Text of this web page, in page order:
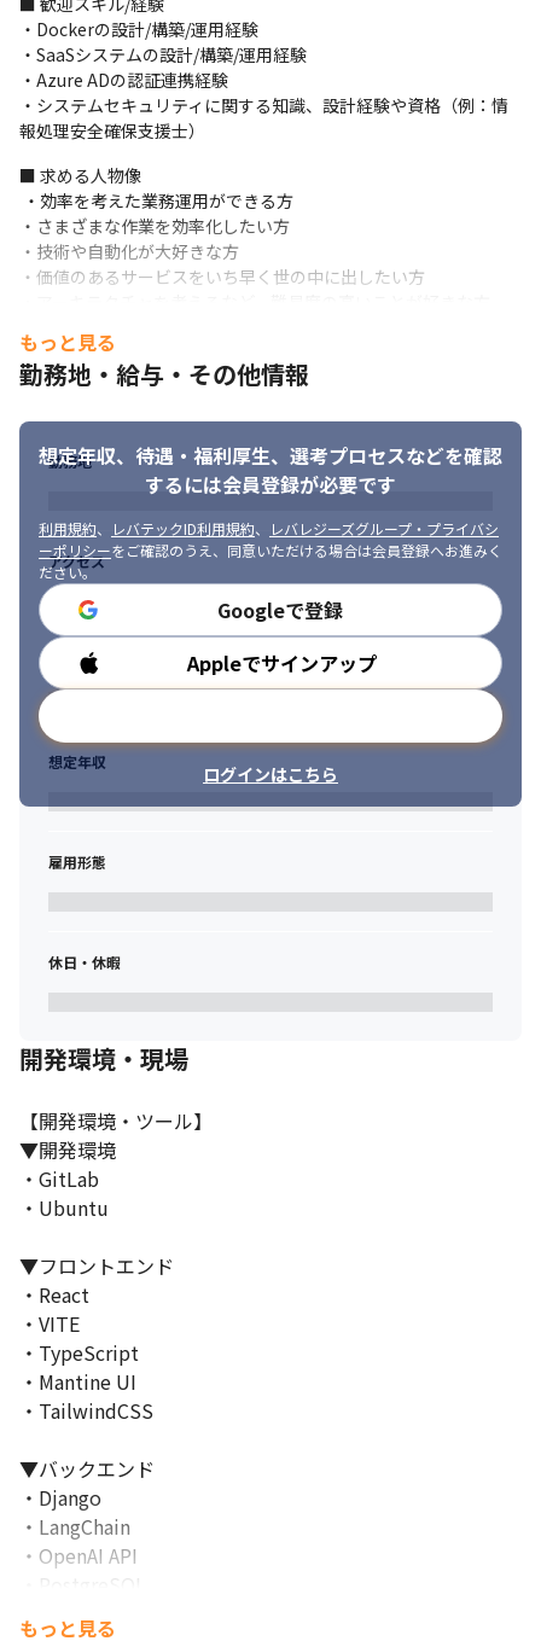
HEROZ ASKの利用拡大を目指しながら、お客様の生成AIへのニー
ズ理解を深め、本リリースに向けた機能開発を図っていきます。
今回リリースしたエンタープライズ向けサービスは、「HEROZ
ASK」シリーズの第一弾であり、今後はバーティカル向けの新サー
ビスの提供を計画しています。（※本リリースは2024年5月を予定
しています）
・Dockerの設計/構築/運用経験
・SaaSシステムの設計/構築/運用経験
・Azure ADの認証連携経験
・システムセキュリティに関する知識、設計経験や資格（例：情
報処理安全確保支援士）
■ 求める人物像
・さまざまな作業を効率化したい方
・技術や自動化が大好きな方
・価値のあるサービスをいち早く世の中に出したい方
・チームワークが好き、良いチームを作りたい方
・既存の仕組みに疑問を持つことが多い方
ていたい方
当社の経営理念・ビジョン／ミッション／バリューに共感いただ
ける方はぜひご応募ください。
もっと見る
勤務地・給与・その他情報
想定年収、待遇・福利厚生、 選考プロセスなどを確認
するには会員登録が必要です
利用規約、 レバテックID利用規約、
レバレジーズグループ・プライバシ
ーポリシーをご確認のうえ、同意いただける場合は会員登録へお進みく
ださい。
Googleで登録
Appleでサインアップ
ログインはこちら
勤務地
アクセス
勤務時間
想定年収
雇用形態
休日・休暇
開発環境・現場
【開発環境・ツール】
▼開発環境
・GitLab
・Ubuntu
▼フロントエンド
・React
・VITE
・TypeScript
・Mantine UI
・TailwindCSS
▼バックエンド
・Django
・LangChain
・OpenAI API
・PostgreSQL
・PGVector
もっと見る